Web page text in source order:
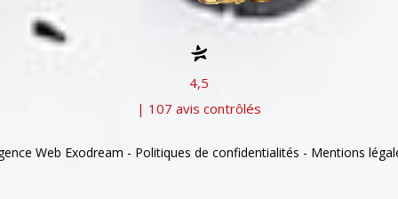
4,5
| 107 avis contrôlés
Web Exodream - Politiques de confidentialités - Mentions